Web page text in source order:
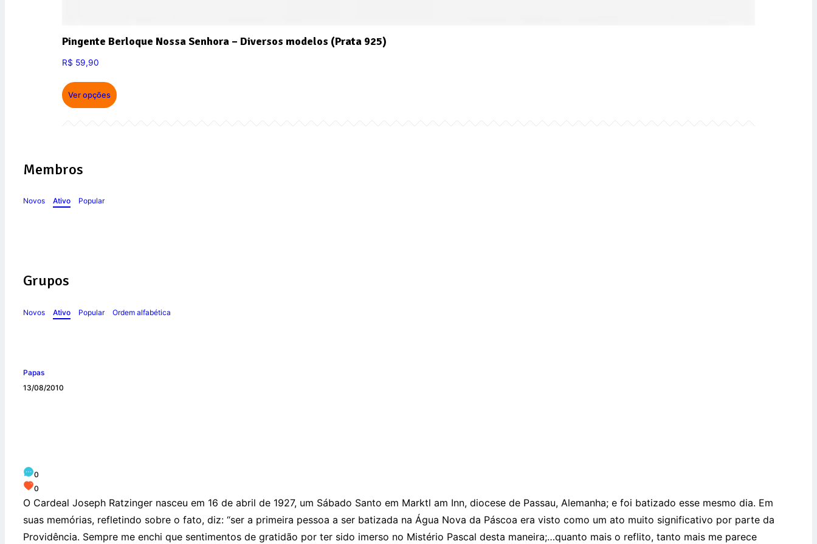
Pingente Berloque Nossa Senhora – Diversos modelos (Prata 925)
R$ 59,90
Ver opções
Membros
Novos Ativo Popular
Grupos
Novos Ativo Popular Ordem alfabética
Papas
13/08/2010
0
0
O Cardeal Joseph Ratzinger nasceu em 16 de abril de 1927, um Sábado Santo em Marktl am Inn, diocese de Passau, Alemanha; e foi batizado esse mesmo dia. Em
suas memórias, refletindo sobre o fato, diz: “ser a primeira pessoa a ser batizada na Água Nova da Páscoa era visto como um ato muito significativo por parte da
Providência. Sempre me enchi que sentimentos de gratidão por ter sido imerso no Mistério Pascal desta maneira;…quanto mais o reflito, tanto mais me parece